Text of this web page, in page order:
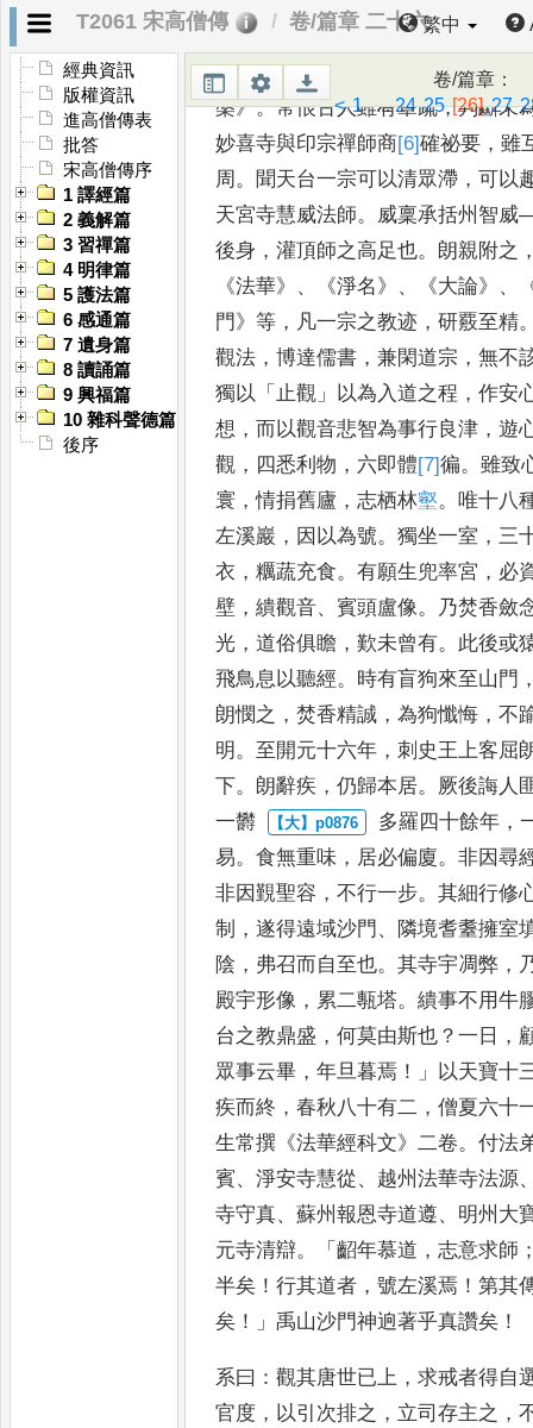
T2061 宋高僧傳 卷/篇章 二十六繁中
經典資訊
版權資訊
進高僧傳表
批答
宋高僧傳序
1 譯經篇
2 義解篇
3 習禪篇
4 明律篇
5 護法篇
6 感通篇
7 遺身篇
8 讀誦篇
9 興福篇
10 雜科聲德篇
後序
卷/篇章：
< 1...24 25 [26] 27
勅度配清泰寺。弱冠， 遠尋光州岸
旋學律範。又博覽經論 ，搜求異同
槃》。常恨古人雖有章疏，判斷未
妙喜寺與印宗禪師商[6]確祕要 ，雖
周 。 聞天台一宗可以清眾滯 ，可以
天宮寺慧威法師。 威稟承括州智威
後身 ，灌頂師之高足也。 朗親附之
《法華》、《淨名》、《大論》、
門》等 ， 凡一宗之教迹 ，研覈至精
觀法 ，博達儒書 ，兼閑道宗 ，無不
獨以
「 止觀 」 以為入道之程 ，作安
想 ，而以觀音悲智為事行良津 ，遊
觀 ， 四悉利物 ， 六即體[7]徧。雖致
寰 ，情捐舊廬 ，志栖林壑。 唯十八
左溪巖 ， 因以為號。獨坐一室 ， 三
衣 ，糲蔬充食。有願生兜率宮 ， 必
壁 ，繢觀音、 賓頭盧像 。
乃焚香斂
光 ，道俗俱瞻 ，歎未曾有。 此後或
飛鳥息以聽經。 時有盲狗來至山 門
朗憫之 ，焚香精誠 ，為狗懺悔 ，不
明 。至開元十六年 ，刺史王上客屈
下。 朗辭疾 ，仍歸本居。
厥後誨人
一欝
多羅四十餘年 ，
易。食無重味 ， 居必偏廈。非因尋
非因覲聖容 ，不行一步。其細行修
制 ，遂得遠域沙門 、
隣境耆耋擁室
陰 ， 弗召而自至也。其寺宇凋弊 ，
殿宇形像 ， 累二甎塔。繢事不用牛
台之教鼎盛 ，何莫由斯也 ？一日 ，
眾事云畢 ，年旦暮焉 ！」
以天寶十
疾而終 ，春秋八十有二 ，僧夏六十
生常撰 《法華經科文》 二卷。付法
賓、淨安寺慧從、 越州法華寺法源
寺守真、蘇州報恩寺道遵、 明州大
元寺清辯。「齠年慕道 ，志意求師
半矣 ！行其道者 ，號左溪焉 ！第其
矣 ！」 禹山沙門神逈著乎真讚矣 ！
系曰 ：觀其唐世已上 ，求戒者得自
官度 ， 以引次排之 ， 立司存主之 ，